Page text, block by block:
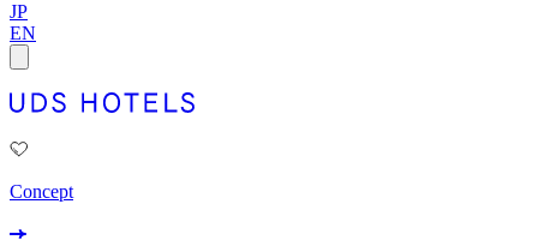
JP
EN
Concept